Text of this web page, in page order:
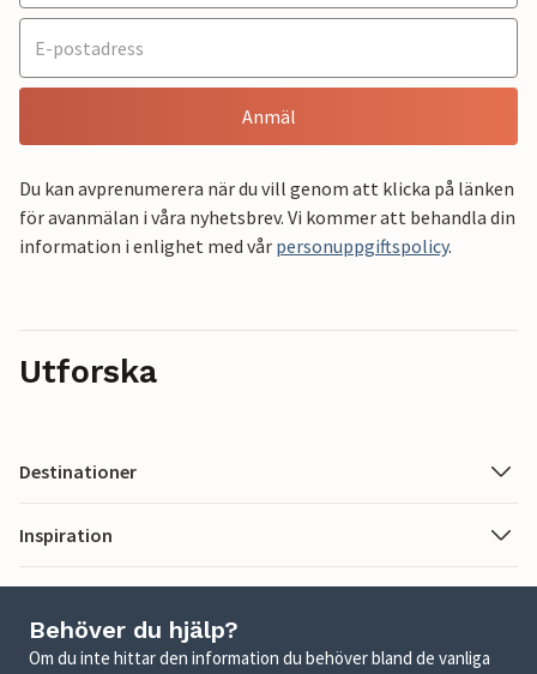
Anmäl
Du kan avprenumerera när du vill genom att klicka på länken
för avanmälan i våra nyhetsbrev. Vi kommer att behandla din
information i enlighet med vår personuppgiftspolicy.
Utforska
Destinationer
Inspiration
Behöver du hjälp?
Om du inte hittar den information du behöver bland de vanliga